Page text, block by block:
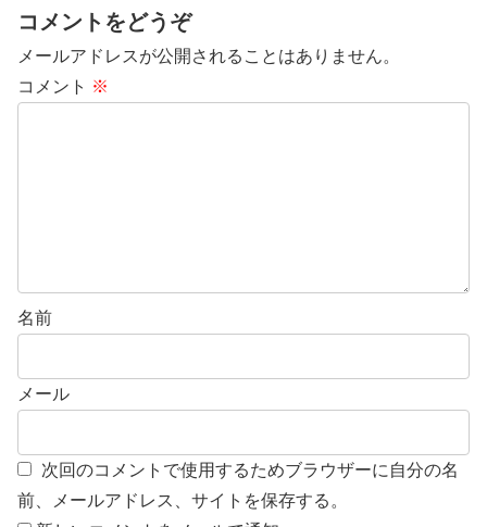
コメントをどうぞ
メールアドレスが公開されることはありません。
コメント ※
名前
メール
次回のコメントで使用するためブラウザーに自分の名
前、メールアドレス、サイトを保存する。